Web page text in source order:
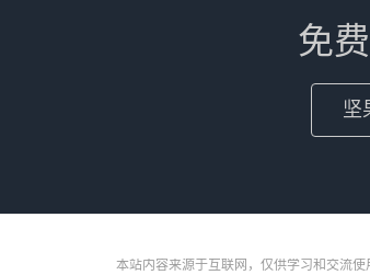
免
坚
本站内容来源于互联网，仅供学习和交流